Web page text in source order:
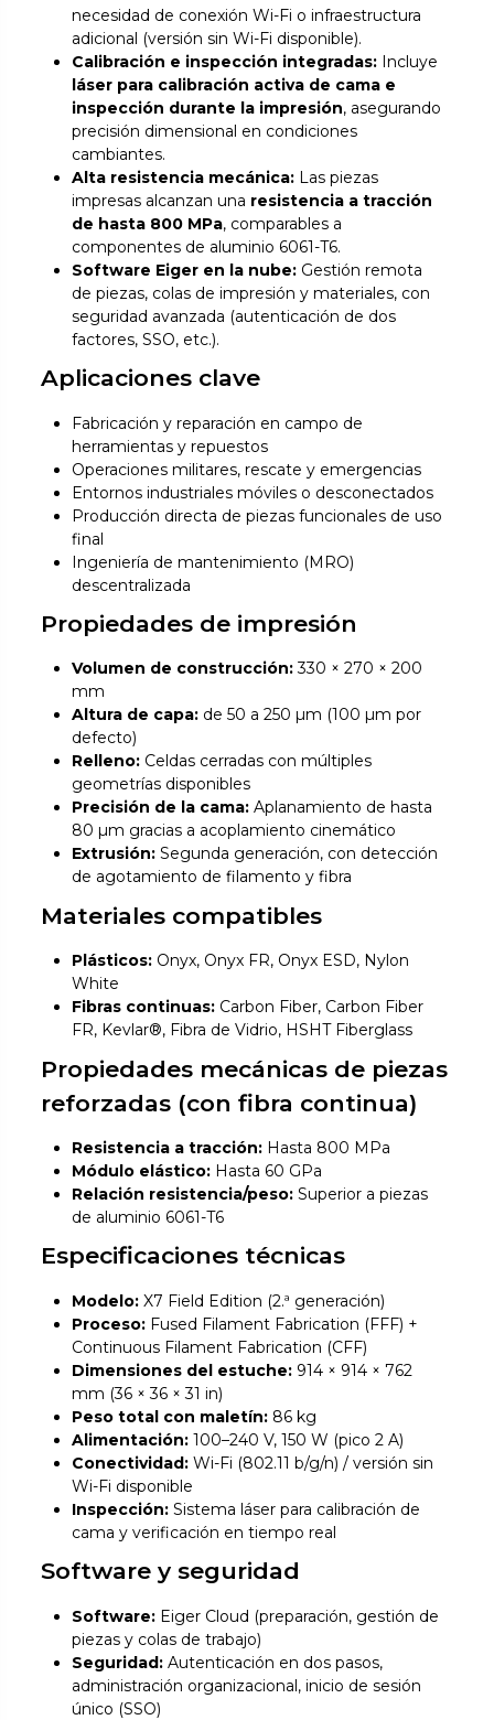
necesidad de conexión Wi-Fi o infraestructura
adicional (versión sin Wi-Fi disponible).
Calibración e inspección integradas: Incluye
láser para calibración activa de cama e
inspección durante la impresión, asegurando
precisión dimensional en condiciones
cambiantes.
Alta resistencia mecánica: Las piezas
impresas alcanzan una resistencia a tracción
de hasta 800 MPa, comparables a
componentes de aluminio 6061-T6.
Software Eiger en la nube: Gestión remota
de piezas, colas de impresión y materiales, con
seguridad avanzada (autenticación de dos
factores, SSO, etc.).
Aplicaciones clave
Fabricación y reparación en campo de
herramientas y repuestos
Operaciones militares, rescate y emergencias
Entornos industriales móviles o desconectados
Producción directa de piezas funcionales de uso
final
Ingeniería de mantenimiento (MRO)
descentralizada
Propiedades de impresión
Volumen de construcción:330 × 270 × 200
mm
Altura de capa: de 50 a 250 µm (100 µm por
defecto)
Relleno: Celdas cerradas con múltiples
geometrías disponibles
Precisión de la cama: Aplanamiento de hasta
80 µm gracias a acoplamiento cinemático
Extrusión: Segunda generación, con detección
de agotamiento de filamento y fibra
Materiales compatibles
Plásticos: Onyx, Onyx FR, Onyx ESD, Nylon
White
Fibras continuas: Carbon Fiber, Carbon Fiber
FR, Kevlar®, Fibra de Vidrio, HSHT Fiberglass
Propiedades mecánicas de piezas
reforzadas (con fibra continua)
Resistencia a tracción: Hasta 800 MPa
Módulo elástico: Hasta 60 GPa
Relación resistencia/peso: Superior a piezas
de aluminio 6061-T6
Especificaciones técnicas
Modelo: X7 Field Edition (2.ª generación)
Proceso: Fused Filament Fabrication (FFF) +
Continuous Filament Fabrication (CFF)
Dimensiones del estuche: 914 × 914 × 762
mm (36 × 36 × 31 in)
Peso total con maletín: 86 kg
Alimentación: 100–240 V, 150 W (pico 2 A)
Conectividad: Wi-Fi (802.11 b/g/n) / versión sin
Wi-Fi disponible
Inspección: Sistema láser para calibración de
cama y verificación en tiempo real
Software y seguridad
Software: Eiger Cloud (preparación, gestión de
piezas y colas de trabajo)
Seguridad: Autenticación en dos pasos,
administración organizacional, inicio de sesión
único (SSO)